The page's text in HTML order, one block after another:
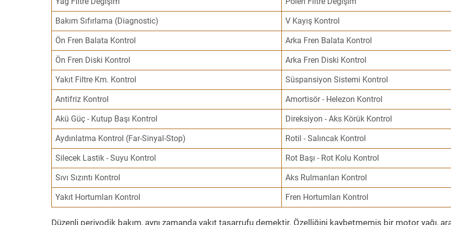
Bakım Sıfırlama (Diagnostic) V Kayış Kontrol
Ön Fren Balata Kontrol Arka Fren Balata Kontrol
Ön Fren Diski Kontrol Arka Fren Diski Kontrol
Yakıt Filtre Km. Kontrol Süspansiyon Sistemi Kontrol
Antifriz Kontrol Amortisör - Helezon Kontrol
Akü Güç - Kutup Başı Kontrol Direksiyon - Aks Körük Kontrol
Aydınlatma Kontrol (Far-Sinyal-Stop) Rotil - Salıncak Kontrol
Silecek Lastik - Suyu Kontrol Rot Başı - Rot Kolu Kontrol
Sıvı Sızıntı Kontrol Aks Rulmanları Kontrol
Yakıt Hortumları Kontrol Fren Hortumları Kontrol
Düzenli periyodik bakım, aynı zamanda yakıt tasarrufu demektir. Özelliğini kaybetmemiş bir motor yağı,